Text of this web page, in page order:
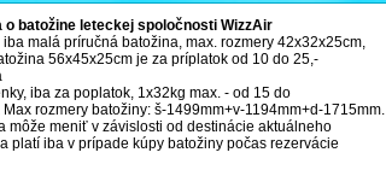
o batožine leteckej spoločnosti WizzAir
malá príručná batožina, max. rozmery 42x32x25cm,
56x45x25cm je za príplatok od 10 do 25,-
iba za poplatok, 1x32kg max. - od 15 do
rozmery batožiny: š-1499mm+v-1194mm+d-1715mm.
môže meniť v závislosti od destinácie aktuálneho
platí iba v prípade kúpy batožiny počas rezervácie